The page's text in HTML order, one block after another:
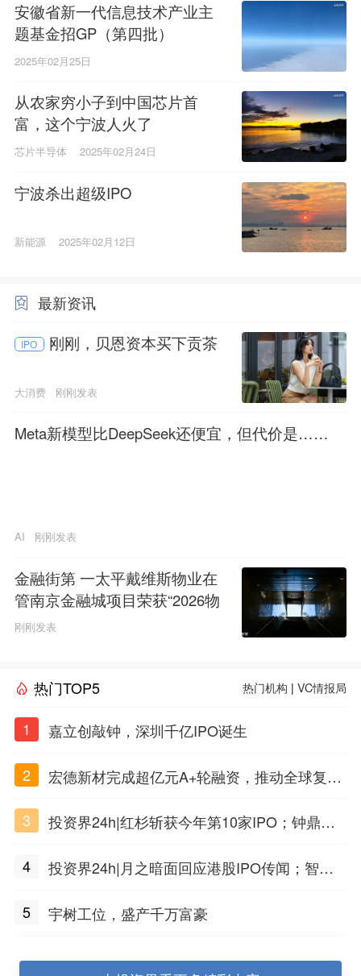
安徽省新一代信息技术产业主
题基金招GP（第四批）
2025年02月25日
从农家穷小子到中国芯片首
富，这个宁波人火了
芯片半导体 2025年02月24日
宁波杀出超级IPO
新能源 2025年02月12日
最新资讯
IPO 刚刚，贝恩资本买下贡茶
大消费 刚刚发表
Meta新模型比DeepSeek还便宜，但代价是……
AI 刚刚发表
金融街第 一太平戴维斯物业在
管南京金融城项目荣获“2026物
业服务行业示范基地”称号
刚刚发表
热门TOP5 热门机构 |VC情报局
1 嘉立创敲钟，深圳千亿IPO诞生
2
宏德新材完成超亿元A+轮融资，推动全球复合
3
投资界24h|红杉斩获今年第10家IPO；钟鼎投
水
4
投资界24h|月之暗面回应港股IPO传闻；智元
5
宇树工位，盛产千万富豪